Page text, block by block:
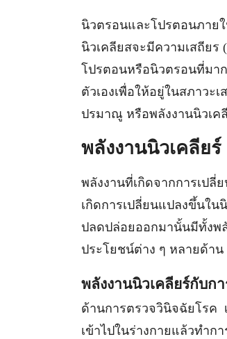
นิวตรอนและโปรตอนภาย
นิวเคลียสจะมีความเสถียร
โปรตอนหรือนิวตรอนที่มาก
ตัวเองเพื่อให้อยู่ในสภาวะ
ปรมาณู หรือพลังงานนิวเค
พลังงานนิวเคลียร์
พลังงานที่เกิดจากการเปลี่
เกิดการเปลี่ยนแปลงขึ้นใ
ปลดปล่อยออกมานั้นมีทั้งพ
ประโยชน์ต่าง ๆ หลายด้าน
พลังงานนิวเคลียร์กับก
ด้านการตรวจวินิจฉัยโรค
เข้าไปในร่างกายแล้วทำก